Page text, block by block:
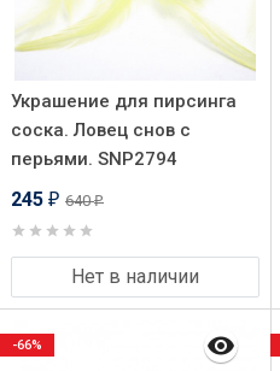
Украшение для пирсинга
соска. Ловец снов с
перьями. SNP2794
245 ₽ 640₽
Нет в наличии
-66%